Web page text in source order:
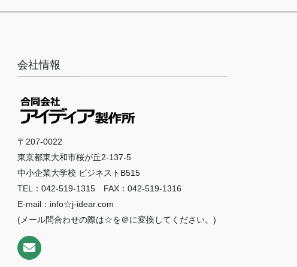
会社情報
〒207-0022
東京都東大和市桜が丘2-137-5
中小企業大学校 ビジネストB515
TEL：042-519-1315 FAX：042-519-1316
E-mail：info☆j-idear.com
(メール問合わせの際は☆を＠に変換してください。)